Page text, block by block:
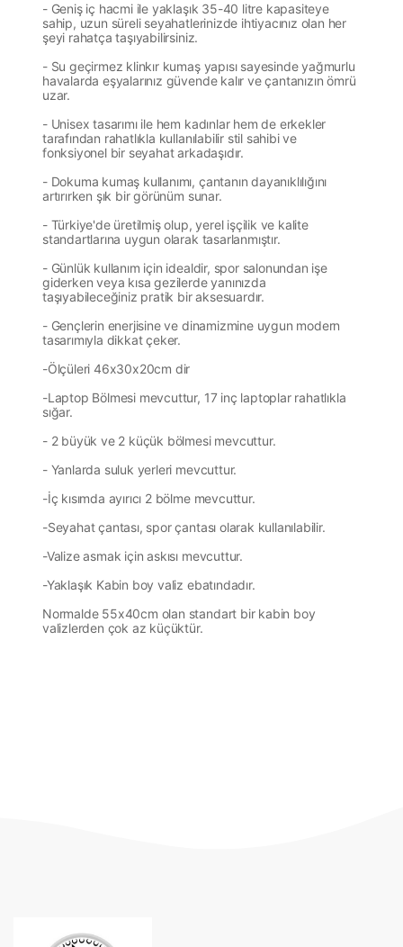
- Geniş iç hacmi ile yaklaşık 35-40 litre kapasiteye
sahip, uzun süreli seyahatlerinizde ihtiyacınız olan her
şeyi rahatça taşıyabilirsiniz.
- Su geçirmez klinkır kumaş yapısı sayesinde yağmurlu
havalarda eşyalarınız güvende kalır ve çantanızın ömrü
uzar.
- Unisex tasarımı ile hem kadınlar hem de erkekler
tarafından rahatlıkla kullanılabilir stil sahibi ve
fonksiyonel bir seyahat arkadaşıdır.
- Dokuma kumaş kullanımı, çantanın dayanıklılığını
artırırken şık bir görünüm sunar.
- Türkiye'de üretilmiş olup, yerel işçilik ve kalite
standartlarına uygun olarak tasarlanmıştır.
- Günlük kullanım için idealdir, spor salonundan işe
giderken veya kısa gezilerde yanınızda
taşıyabileceğiniz pratik bir aksesuardır.
- Gençlerin enerjisine ve dinamizmine uygun modern
tasarımıyla dikkat çeker.
-Ölçüleri 46x30x20cm dir
-Laptop Bölmesi mevcuttur, 17 inç laptoplar rahatlıkla
sığar.
- 2 büyük ve 2 küçük bölmesi mevcuttur.
- Yanlarda suluk yerleri mevcuttur.
-İç kısımda ayırıcı 2 bölme mevcuttur.
-Seyahat çantası, spor çantası olarak kullanılabilir.
-Valize asmak için askısı mevcuttur.
-Yaklaşık Kabin boy valiz ebatındadır.
Normalde 55x40cm olan standart bir kabin boy
valizlerden çok az küçüktür.